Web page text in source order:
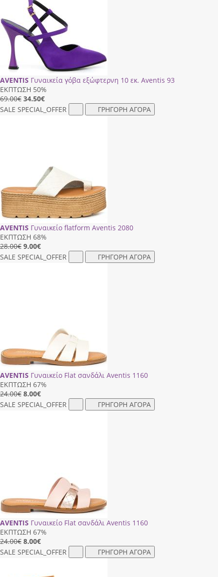
AVENTIS Γυναικεία γόβα εξώφτερνη 10 εκ. Aventis 93
ΕΚΠΤΩΣΗ 50%
69.00€ 34.50€
SALE SPECIAL_OFFER ΓΡΗΓΟΡΗ ΑΓΟΡΑ
AVENTIS Γυναικείο flatform Aventis 2080
ΕΚΠΤΩΣΗ 68%
28.00€ 9.00€
SALE SPECIAL_OFFER ΓΡΗΓΟΡΗ ΑΓΟΡΑ
AVENTIS Γυναικείο Flat σανδάλι Aventis 1160
ΕΚΠΤΩΣΗ 67%
24.00€ 8.00€
SALE SPECIAL_OFFER ΓΡΗΓΟΡΗ ΑΓΟΡΑ
AVENTIS Γυναικείο Flat σανδάλι Aventis 1160
ΕΚΠΤΩΣΗ 67%
24.00€ 8.00€
SALE SPECIAL_OFFER ΓΡΗΓΟΡΗ ΑΓΟΡΑ